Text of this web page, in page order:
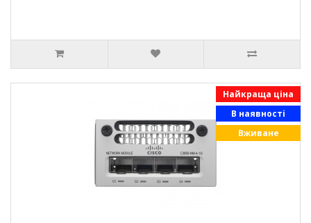
Найкраща ціна
В наявності
Вживане